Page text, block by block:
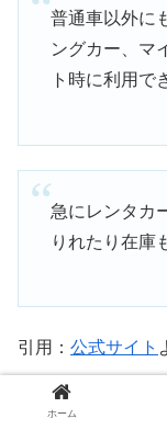
普通車以外に
ングカー、マ
ト時に利用で
急にレンタカ
りれたり在庫
引用： 公式サイト
レン
ホーム